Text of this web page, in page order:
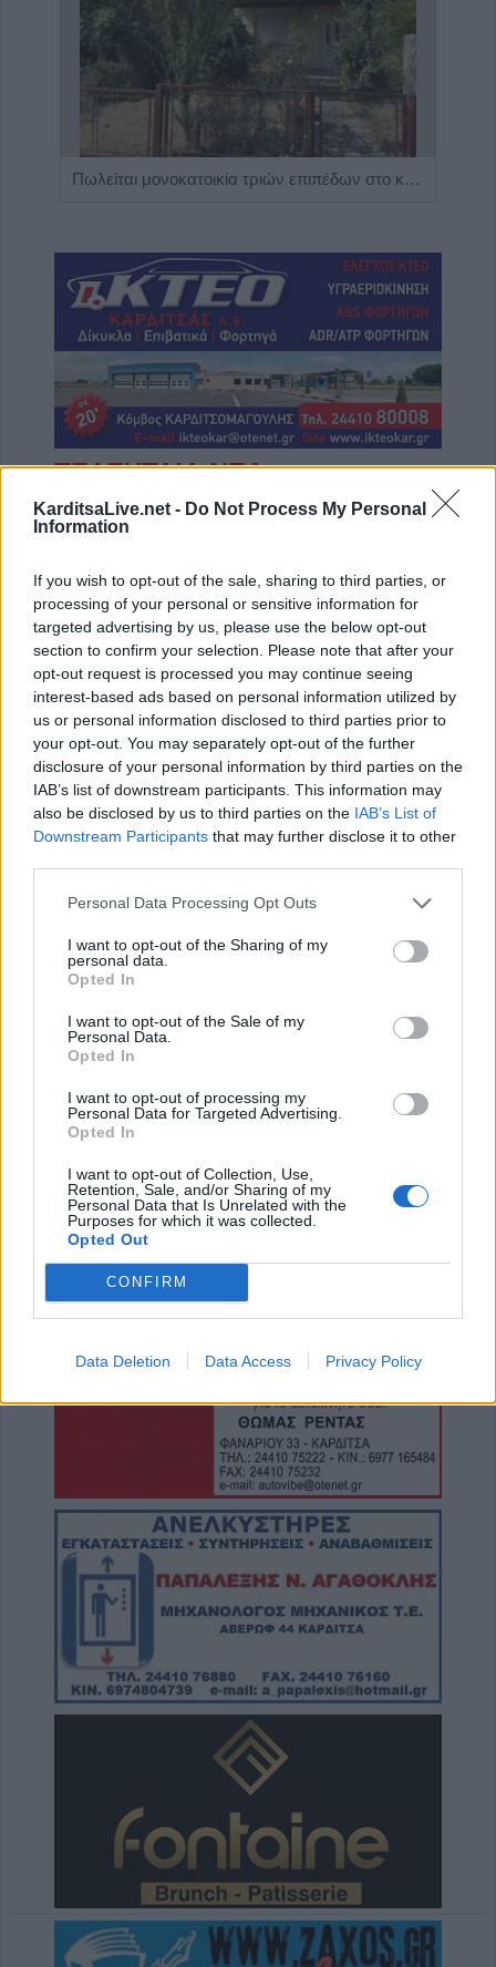
KarditsaLive.net - Do Not Process My Personal
Information
If you wish to opt-out of the sale, sharing to third parties, or
processing of your personal or sensitive information for
targeted advertising by us, please use the below opt-out
section to confirm your selection. Please note that after your
opt-out request is processed you may continue seeing
interest-based ads based on personal information utilized by
us or personal information disclosed to third parties prior to
your opt-out. You may separately opt-out of the further
disclosure of your personal information by third parties on the
IAB’s list of downstream participants. This information may
also be disclosed by us to third parties on the IAB’s List of
Downstream Participants that may further disclose it to other
Personal Data Processing Opt Outs
I want to opt-out of the Sharing of my
personal data.
Opted In
I want to opt-out of the Sale of my
Personal Data.
Opted In
I want to opt-out of processing my
Personal Data for Targeted Advertising.
Opted In
I want to opt-out of Collection, Use,
Retention, Sale, and/or Sharing of my
Personal Data that Is Unrelated with the
Purposes for which it was collected.
Opted Out
CONFIRM
Data Deletion Data Access Privacy Policy
Πωλείται μονοκατοικία τριών επιπέδων στο καταπράσινο Πευκόφυτο Καρδίτσας
ΤΕΛΕΥΤΑΙΑ ΝΕΑ
Παράταση απαγόρευση θήρας σε
συγκεκριμένες εκτάσεις του Δήμου
8 Αυγούστου 2026, 09:29
Το Σάββατο 8 Αυγούστου η κηδεία του
Λεωνίδα Μητρίτσα
8 Αυγούστου 2026, 09:21
e-ΕΦΚΑ και ΔΥΠΑ: 56,7 εκατ. ευρώ σε
58.370 δικαιούχους από 10 έως 14
Αυγούστου
8 Αυγούστου 2026, 09:12
Ο Δήμος Σοφάδων παρουσιάζει τον Λεωνίδα
Μπαλάφα στη Λουτροπηγή
Το εβδομαδιαίο πρόγραμμα (10-16/8) της
Κινητής Αστυνομικής Μονάδας στην Π.Ε.
Καρδίτσας
Γ. Καραβίδας: "Ο Αύγουστος, τα πανηγύρια
και οι «χορηγίες» με θέμα τα κοινά μας
8 Αυγούστου 2026, 08:17
Λαμία: Απατεώνες άρπαξαν μεγάλο
χρηματικό ποσό από ηλικιωμένη
7 Αυγούστου 2026, 21:19
Τοποθετήθηκε ο νέος χλοοτάπητας στο
Δημοτικό Γήπεδο Μουζακίου (+Φώτο)
Μονοτεχνική Καρδίτσας: Η no1 επιλογή σε
ανακαινίσεις εσωτερικών και εξωτερικών
χώρων!
7 Αυγούστου 2026, 20:48
ΑΑΔΕ: Άνοιξε ξανά το σύστημα ΕΑΕ 2025
για διορθώσεις και συμπληρώσεις στοιχείων
από τους παραγωγούς
7 Αυγούστου 2026, 20:45
Σφοδρό μπουρίνι στο Ζάρκο Τρικάλων –
Εκτεταμένες καταστροφές (+Φώτο)
7 Αυγούστου 2026, 19:51
Σχέδια Βελτίωσης: Ανοίγει ο δρόμος για
επενδύσεις 263,5 εκατ. ευρώ
7 Αυγούστου 2026, 19:41
Καταβλήθηκαν 33,58 εκατ. ευρώ σε 67.746
δικαιούχους για την αγορά λιπασμάτων
Η Αγγλική Ποδοσφαιρική Ομοσπονδία
καταργεί τα τσιμεντένια προστατευτικά γύρω
απ’ τον αγωνιστικό χώρο μετά τον θάνατο
ποδοσφαιριστή
7 Αυγούστου 2026, 19:30
Το Σάββατο 8 Αυγούστου η κηδεία της